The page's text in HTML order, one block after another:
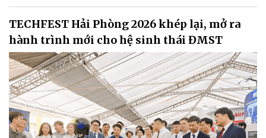
TECHFEST Hải Phòng 2026 khép lại, mở ra
hành trình mới cho hệ sinh thái ĐMST